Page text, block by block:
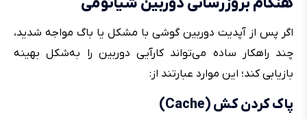
اگر پس از آپدیت دوربین گوشی با مشکل یا باگ مواجه شدید،
چند راهکار ساده می‌تواند کارآیی دوربین را به‌شکل بهینه
بازیابی کند؛ این موارد عبارتند از:
پاک کردن کش (Cache)